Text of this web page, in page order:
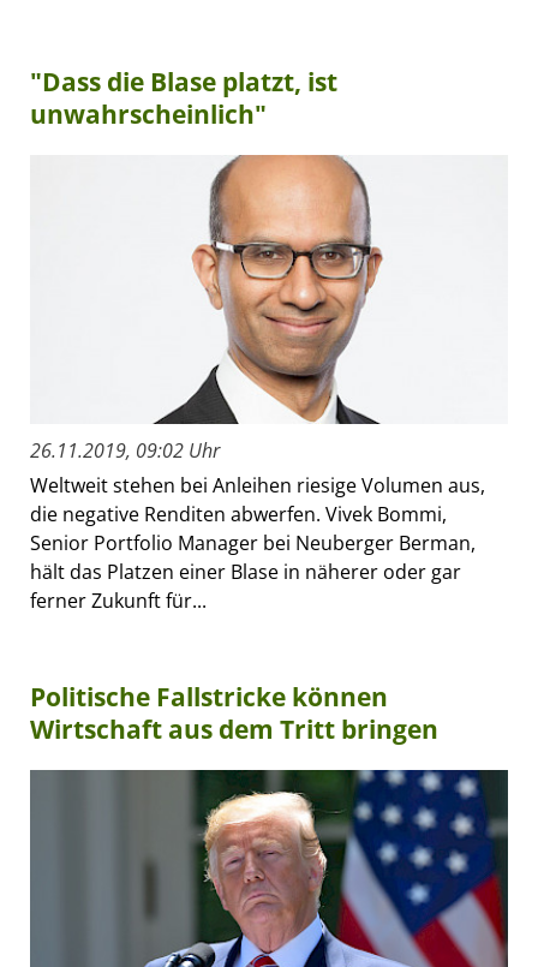
"Dass die Blase platzt, ist
unwahrscheinlich"
26.11.2019, 09:02 Uhr
Weltweit stehen bei Anleihen riesige Volumen aus,
die negative Renditen abwerfen. Vivek Bommi,
Senior Portfolio Manager bei Neuberger Berman,
hält das Platzen einer Blase in näherer oder gar
ferner Zukunft für...
Politische Fallstricke können
Wirtschaft aus dem Tritt bringen